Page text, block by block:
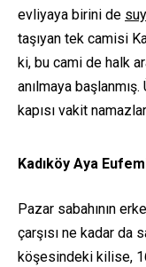
evliyaya birini de
taşıyan tek camisi
ki, bu cami de halk
anılmaya
kapısı vakit
Kadıköy Aya
Pazar sabahının
çarşısı ne kadar da
köşesindeki kilise,